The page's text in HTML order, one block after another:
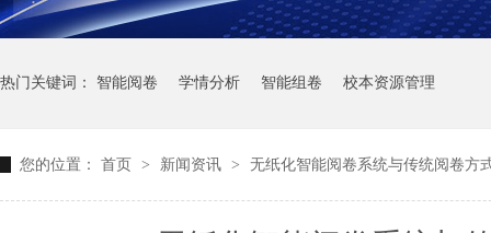
热门关键词： 智能阅卷 学情分析 智能组卷 校本资源管理
您的位置： 首页 > 新闻资讯 > 无纸化智能阅卷系统与传统阅卷方